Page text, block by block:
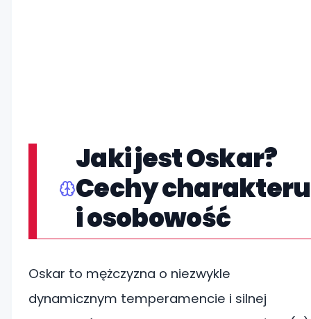
Jaki jest Oskar?
Cechy charakteru
i osobowość
Oskar to mężczyzna o niezwykle
dynamicznym temperamencie i silnej